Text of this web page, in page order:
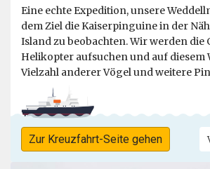
Eine echte Expedition, unsere
dem Ziel die Kaiserpinguine in der
Island zu beobachten. Wir werden die
Helikopter aufsuchen und auf diesem
Vielzahl anderer Vögel und weitere
Zur Kreuzfahrt-Seite gehen